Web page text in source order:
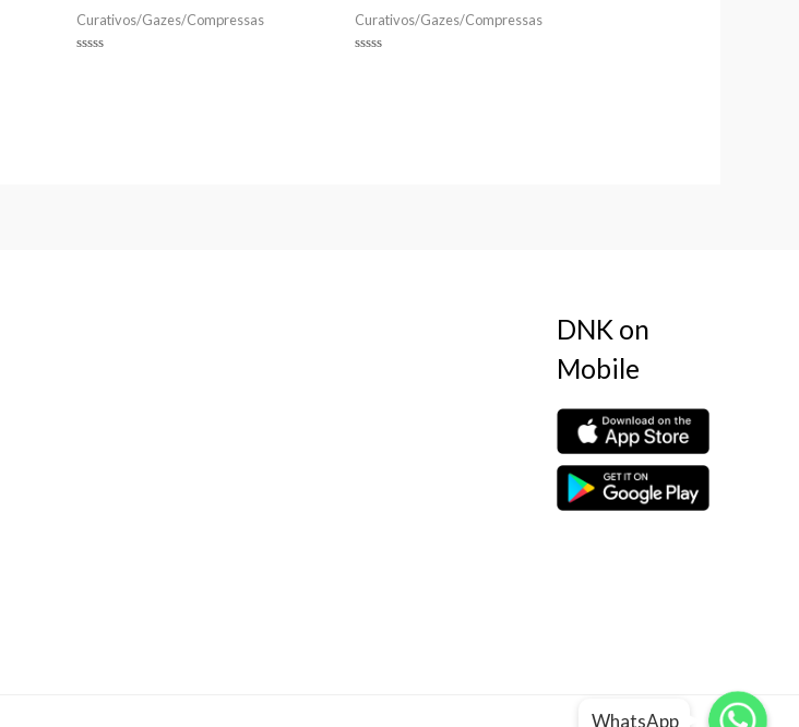
Curativos/Gazes/Compressas Curativos/Gazes/Compressas
DNK on
Mobile
WhatsApp
WhatsApp
WhatsApp
WhatsApp